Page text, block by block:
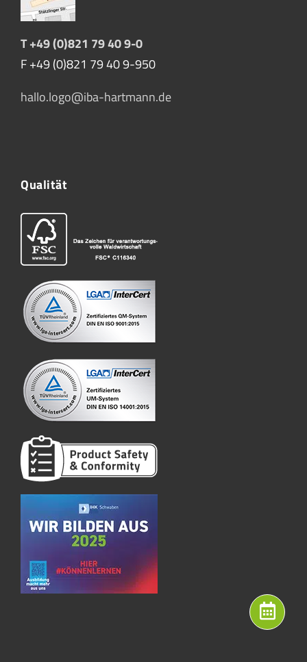
T +49 (0)821 79 40 9-0
F +49 (0)821 79 40 9-950
hallo.logo@iba-hartmann.de
Qualität